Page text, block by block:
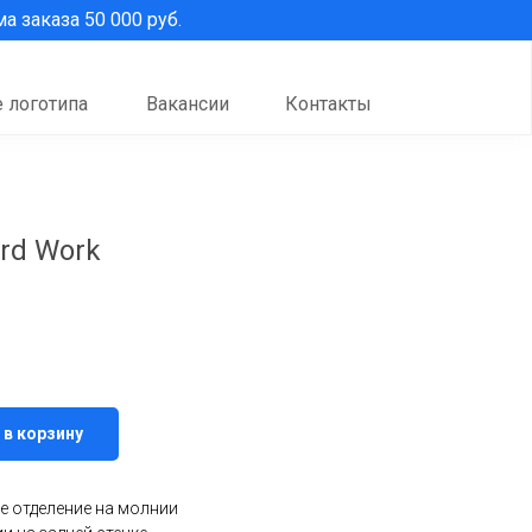
Вакансии Контакты
логотипа
50 000 руб.
Work
корзину
отделение на молнии